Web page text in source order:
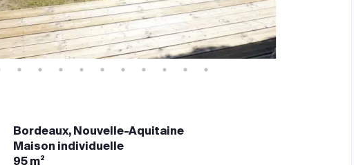
Bordeaux, Nouvelle-Aquitaine
Maison individuelle
95 m²